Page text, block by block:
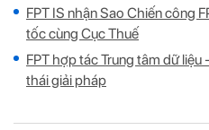
FPT IS nhận Sao Chiến công
tốc cùng Cục Thuế
FPT hợp tác Trung tâm dữ
thái giải pháp